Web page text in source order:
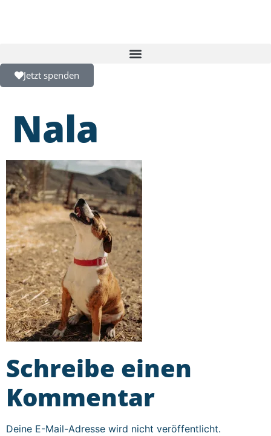
Jetzt spenden
Nala
Schreibe einen
Kommentar
Deine E-Mail-Adresse wird nicht veröffentlicht.